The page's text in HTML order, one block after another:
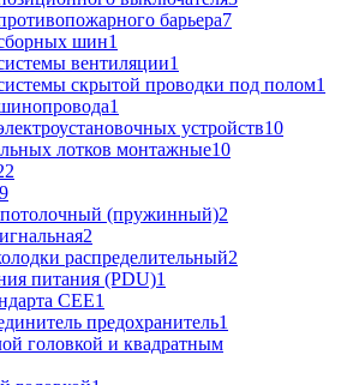
барьера7
шин1
вентиляции1
скрытой проводки под полом1
1
устройств10
лотков монтажные10
9
(пружинный)2
2
распределительный2
питания (PDU)1
CEE1
предохранитель1
головкой и квадратным